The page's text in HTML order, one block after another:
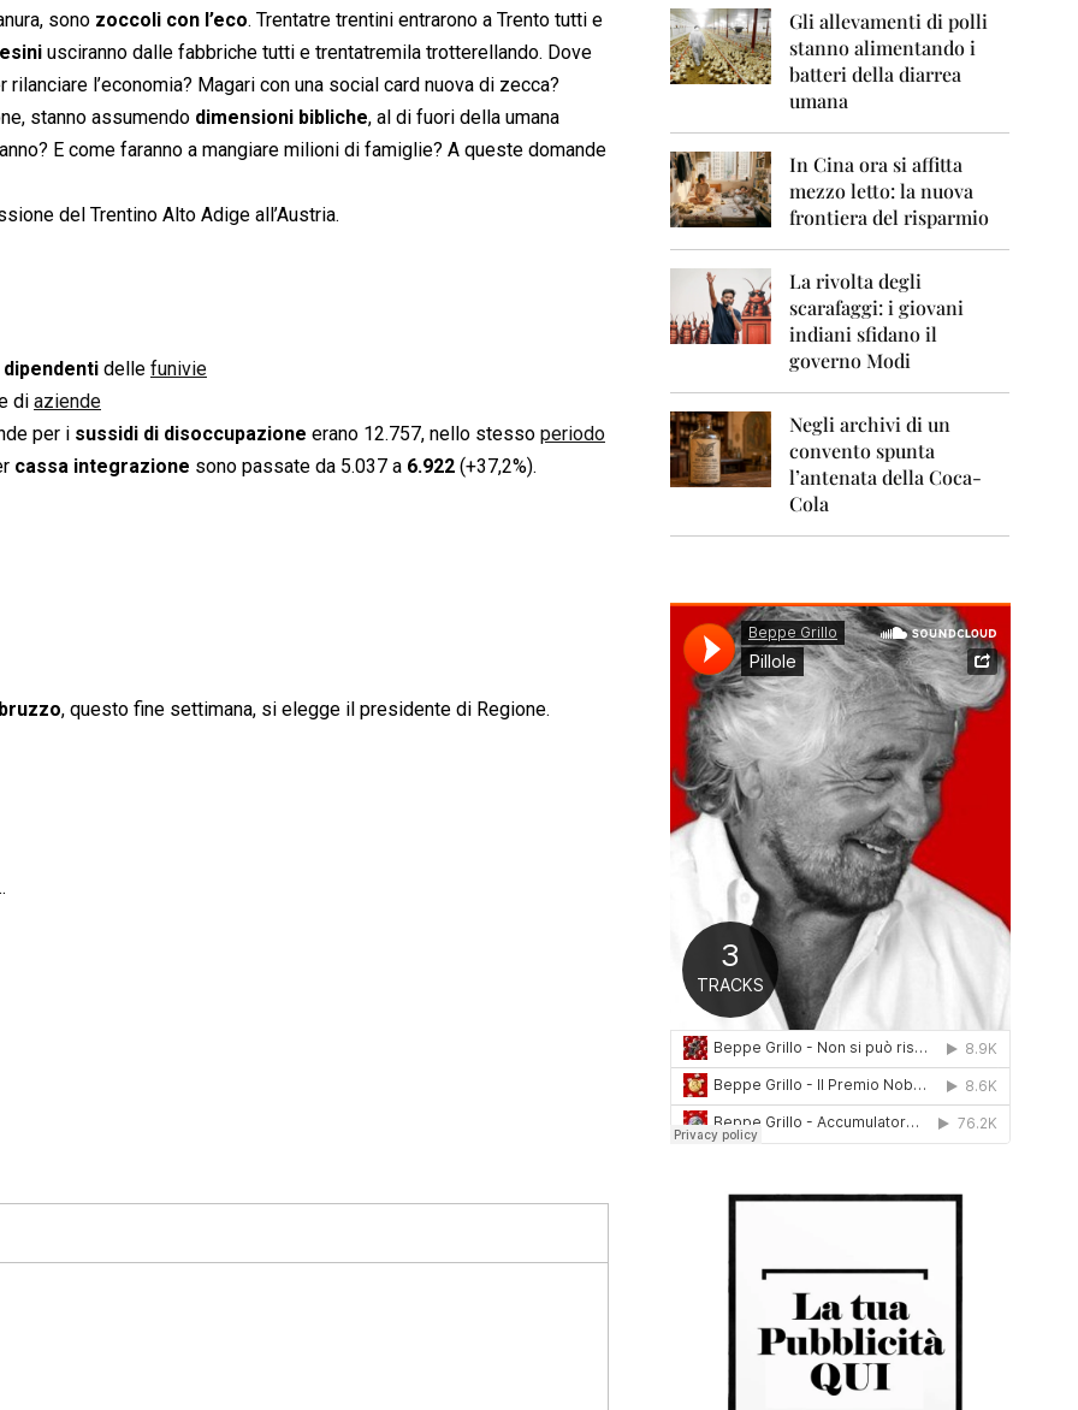
0
9
0
sono zoccoli con l’eco. Trentatre trentini entrarono a Trento tutti e
usciranno dalle fabbriche tutti e trentatremila trotterellando. Dove
l’economia? Magari con una social card nuova di zecca?
stanno assumendo dimensioni bibliche, al di fuori della umana
E come faranno a mangiare milioni di famiglie? A queste domande
del Trentino Alto Adige all’Austria.
dipendenti delle funivie
di aziende
per i sussidi di disoccupazione erano 12.757, nello stesso periodo
cassa integrazione sono passate da 5.037 a 6.922 (+37,2%).
, questo fine settimana, si elegge il presidente di Regione.
Gli allevamenti di polli
stanno alimentando i
batteri della diarrea
umana
In Cina ora si affitta
mezzo letto: la nuova
frontiera del risparmio
La rivolta degli
scarafaggi: i giovani
indiani sfidano il
governo Modi
Negli archivi di un
convento spunta
l’antenata della Coca-
Cola